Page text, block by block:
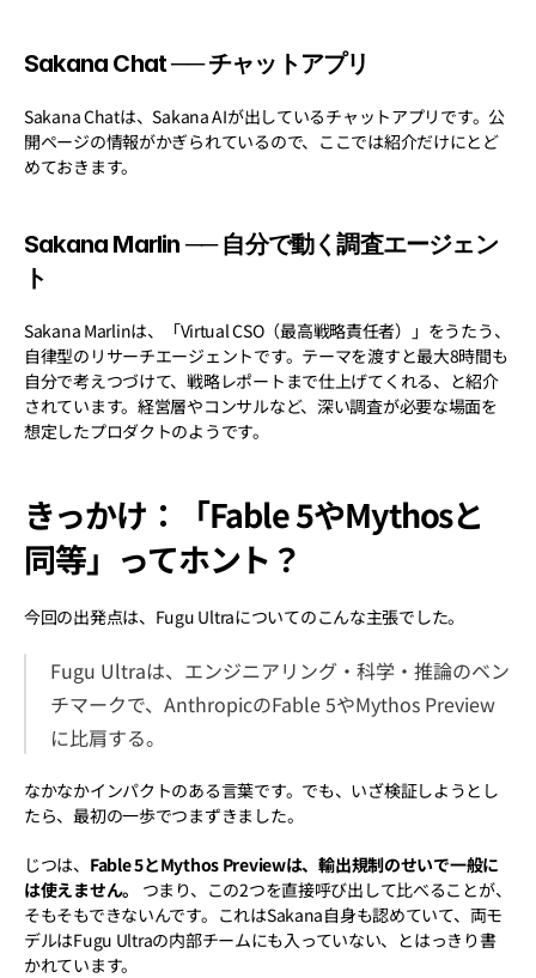
Sakana Chat ── チャットアプリ
Sakana Chatは、Sakana AIが出しているチャットアプリです。公
開ページの情報がかぎられているので、ここでは紹介だけにとど
めておきます。
Sakana Marlin ── 自分で動く調査エージェン
ト
Sakana Marlinは、「Virtual CSO（最高戦略責任者）」をうたう、
自律型のリサーチエージェントです。テーマを渡すと最大8時間も
自分で考えつづけて、戦略レポートまで仕上げてくれる、と紹介
されています。経営層やコンサルなど、深い調査が必要な場面を
想定したプロダクトのようです。
きっかけ：「Fable 5やMythosと
同等」ってホント？
今回の出発点は、Fugu Ultraについてのこんな主張でした。
Fugu Ultraは、エンジニアリング・科学・推論のベン
チマークで、AnthropicのFable 5やMythos Preview
に比肩する。
なかなかインパクトのある言葉です。でも、いざ検証しようとし
たら、最初の一歩でつまずきました。
じつは、 Fable 5とMythos Previewは、輸出規制のせいで一般に
は使えません。
つまり、この2つを直接呼び出して比べることが、
そもそもできないんです。これはSakana自身も認めていて、両モ
デルはFugu Ultraの内部チームにも入っていない、とはっきり書
かれています。